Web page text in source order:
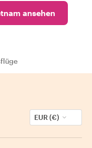
ansehen
EUR (€)